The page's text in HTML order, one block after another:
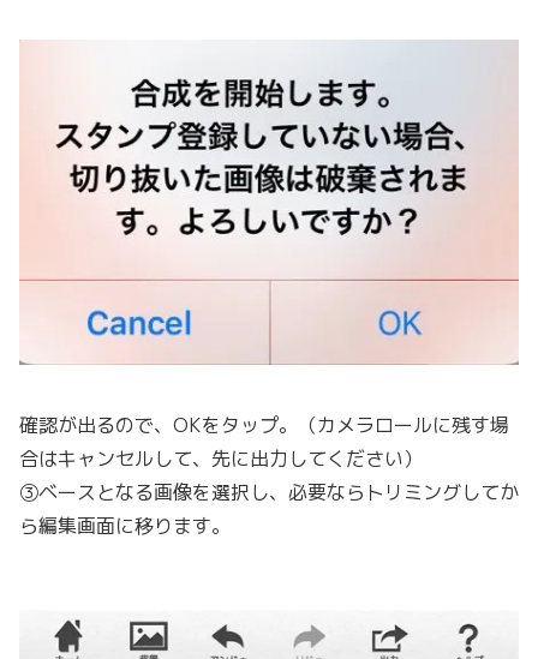
確認が出るので、OKをタップ。（カメラロールに残す場
合はキャンセルして、先に出力してください）
③ベースとなる画像を選択し、必要ならトリミングしてか
ら編集画面に移ります。